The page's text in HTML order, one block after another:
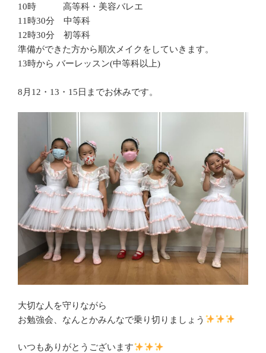
10時 高等科・美容バレエ
11時30分 中等科
12時30分 初等科
準備ができた方から順次メイクをしていきます。
13時から バーレッスン(中等科以上)
8月12・13・15日までお休みです。
大切な人を守りながら
お勉強会、なんとかみんなで乗り切りましょう
いつもありがとうございます